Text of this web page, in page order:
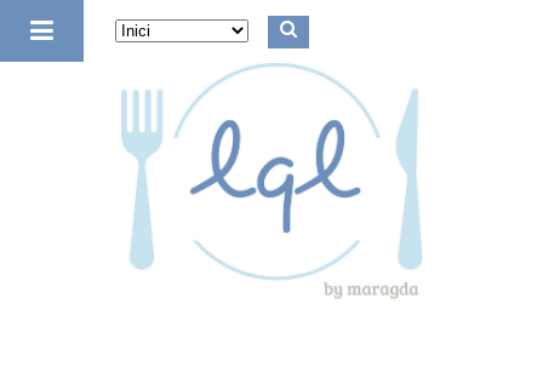
la quinta de luculus